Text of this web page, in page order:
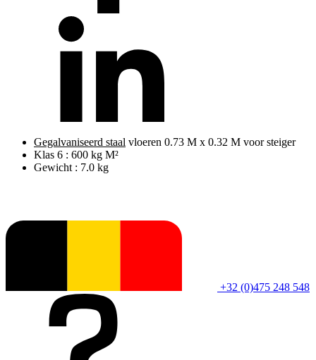
Gegalvaniseerd staal vloeren 0.73 M x 0.32 M voor steiger
Klas 6 : 600 kg M²
Gewicht : 7.0 kg
+32 (0)475 248 548